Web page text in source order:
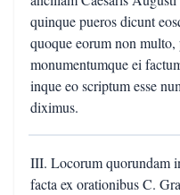
quinque pueros dicunt
quoque eorum non
monumentumque ei
inque eo scriptum esse
diximus.
III. Locorum quorundam
facta ex orationibus C.